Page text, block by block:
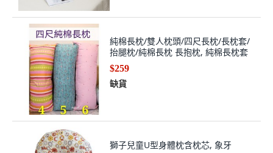
純棉長枕/雙人枕頭/四尺長枕/長枕套/
抬腿枕/純棉長枕 長抱枕, 純棉長枕套
$259
缺貨
獅子兒童U型身體枕含枕芯, 象牙